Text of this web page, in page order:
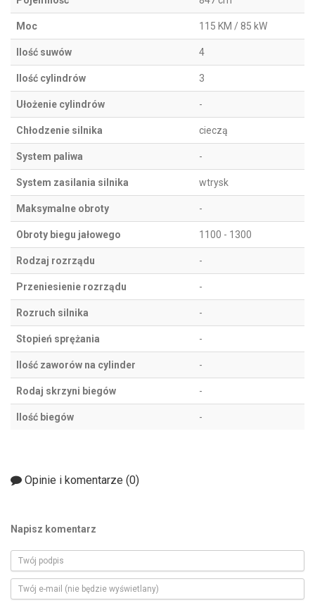
Moc 115 KM / 85 kW
Ilość suwów 4
Ilość cylindrów 3
Ułożenie cylindrów -
Chłodzenie silnika cieczą
System paliwa -
System zasilania silnika wtrysk
Maksymalne obroty -
Obroty biegu jałowego 1100 - 1300
Rodzaj rozrządu -
Przeniesienie rozrządu -
Rozruch silnika -
Stopień sprężania -
Ilość zaworów na cylinder -
Rodaj skrzyni biegów -
Ilość biegów -
Opinie i komentarze (0)
Napisz komentarz